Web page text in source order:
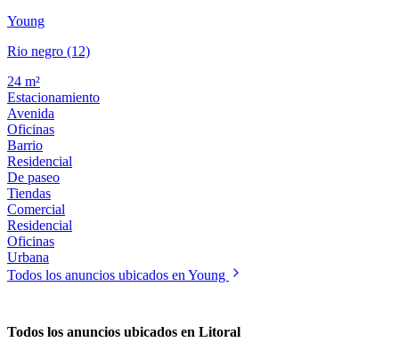
Young
Rio negro (12)
24 m²
Estacionamiento
Avenida
Oficinas
Barrio
Residencial
De paseo
Tiendas
Comercial
Residencial
Oficinas
Urbana
Todos los anuncios ubicados en Young
Todos los anuncios ubicados en Litoral